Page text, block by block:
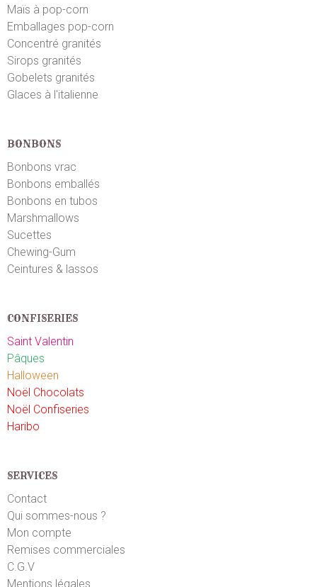
Maïs à pop-corn
Emballages pop-corn
Concentré granités
Sirops granités
Gobelets granités
Glaces à l'italienne
BONBONS
Bonbons vrac
Bonbons emballés
Bonbons en tubos
Marshmallows
Sucettes
Chewing-Gum
Ceintures & lassos
CONFISERIES
Saint Valentin
Pâques
Halloween
Noël Chocolats
Noël Confiseries
Haribo
SERVICES
Contact
Qui sommes-nous ?
Mon compte
Remises commerciales
C.G.V
Mentions légales